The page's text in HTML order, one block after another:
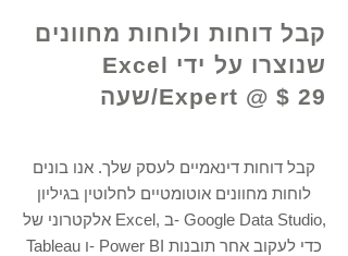
קבל דוחות ולוחות מחוונים
שנוצרו על ידי Excel
Expert @ $ 29/שעה
קבל דוחות דינאמיים לעסק שלך. אנו בונים
לוחות מחוונים אוטומטיים לחלוטין בגיליון
אלקטרוני של Excel, ב- Google Data Studio,
Tableau ו- Power BI כדי לעקוב אחר תובנות